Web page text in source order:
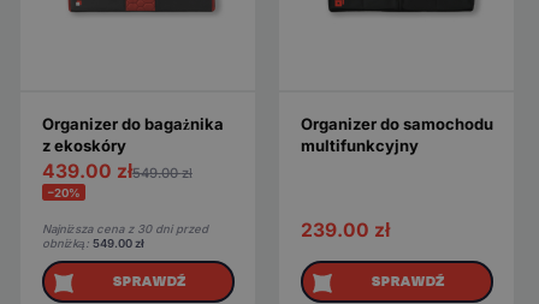
Organizer do bagażnika
z ekoskóry
439.00 zł549.00zł
−20%
Najniższa cena z 30 dni przed
obniżką: 549.00zł
SPRAWDŹ
Organizer do samochodu
multifunkcyjny
239.00 zł
SPRAWDŹ